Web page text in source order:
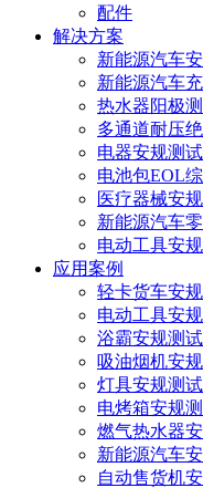
配件
解决方案
新能源汽车
新能源汽车
热水器阳极
多通道耐压
电器安规测
电池包EOL
医疗器械安
新能源汽车
电动工具安
应用案例
轻卡货车安
电动工具安
浴霸安规测
吸油烟机安
灯具安规测
电烤箱安规
燃气热水器
新能源汽车
自动售货机